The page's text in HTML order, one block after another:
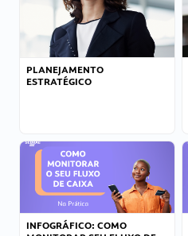
PLANEJAMENTO
ESTRATÉGICO
INFOGRÁFICO: COMO